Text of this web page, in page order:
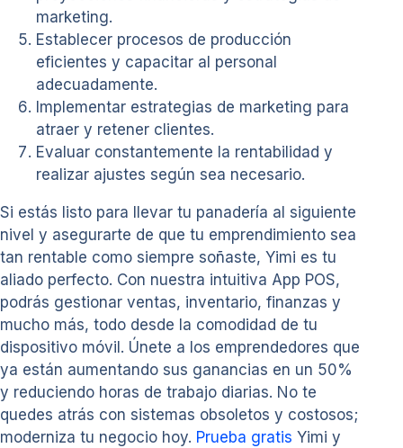
marketing.
Establecer procesos de producción
eficientes y capacitar al personal
adecuadamente.
Implementar estrategias de marketing para
atraer y retener clientes.
Evaluar constantemente la rentabilidad y
realizar ajustes según sea necesario.
Si estás listo para llevar tu panadería al siguiente
nivel y asegurarte de que tu emprendimiento sea
tan rentable como siempre soñaste, Yimi es tu
aliado perfecto. Con nuestra intuitiva App POS,
podrás gestionar ventas, inventario, finanzas y
mucho más, todo desde la comodidad de tu
dispositivo móvil. Únete a los emprendedores que
ya están aumentando sus ganancias en un 50%
y reduciendo horas de trabajo diarias. No te
quedes atrás con sistemas obsoletos y costosos;
moderniza tu negocio hoy. Prueba gratis Yimi y